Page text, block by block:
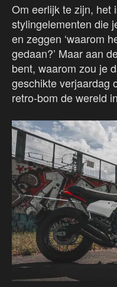
Om eerlijk te zijn, het
stylingelementen die
en zeggen ‘waarom
gedaan?’ Maar aan
bent, waarom zou je
geschikte verjaardag
retro-bom de wereld